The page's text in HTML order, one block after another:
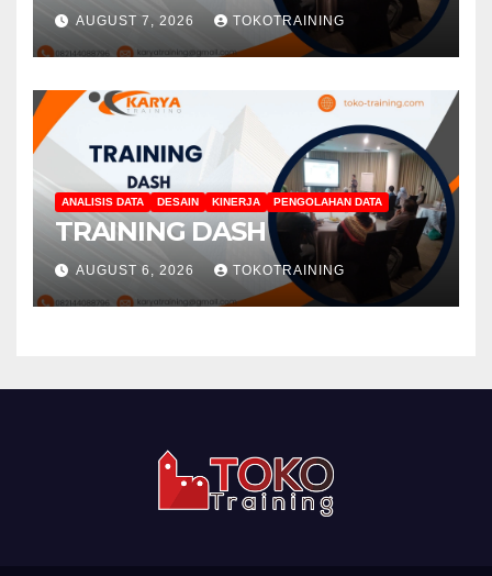
AUGUST 7, 2026 TOKOTRAINING
ANALISIS DATA DESAIN KINERJA PENGOLAHAN DATA
TRAINING DASH
AUGUST 6, 2026 TOKOTRAINING